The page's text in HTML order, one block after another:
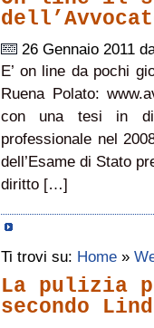
26 Gennaio 2011
E’ on line da pochi
Ruena Polato:
con una tesi in
professionale nel
dell’Esame di Stato
diritto […]
Ti trovi su: Home »
La pulizia
secondo